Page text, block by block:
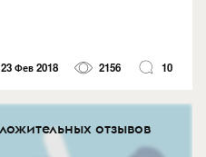
23 Фев 2018 2156 10
отзывов